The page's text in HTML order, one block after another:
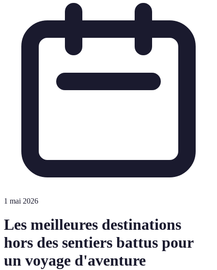
1 mai 2026
Les meilleures destinations
hors des sentiers battus pour
un voyage d'aventure